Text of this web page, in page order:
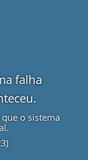
falha
o sistema